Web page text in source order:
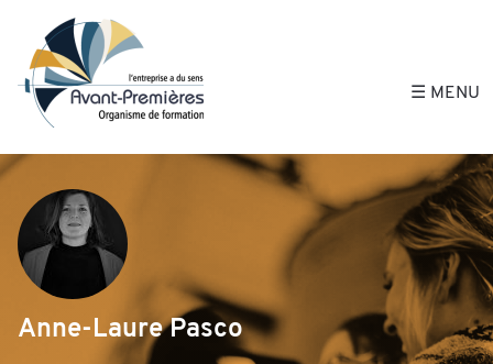
☰ MENU
Anne-Laure Pasco